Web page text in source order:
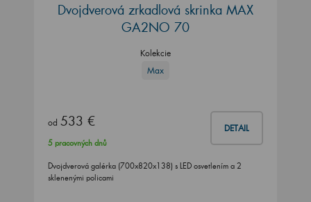
Dvojdverová zrkadlová skrinka MAX
GA2NO 70
Kolekcie
Max
od 533 € DETAIL
5 pracovných dnů
Dvojdverová galérka (700x820x138) s LED osvetlením a 2
sklenenými policami